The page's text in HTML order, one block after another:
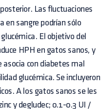
Las fluctuaciones
en sangre podrían sólo
El objetivo del
HPH en gatos sanos, y
con diabetes mal
glucémica. Se incluyeron
A los gatos sanos se les
y degludec; 0.1-0.3 UI /